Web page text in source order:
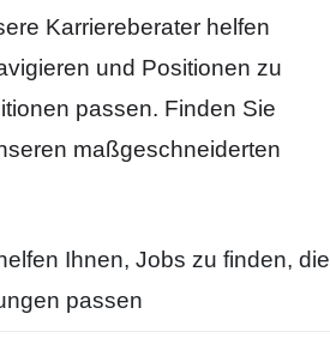
Karriereberater helfen
und Positionen zu
passen. Finden Sie
maßgeschneiderten
Ihnen, Jobs zu finden, die
passen